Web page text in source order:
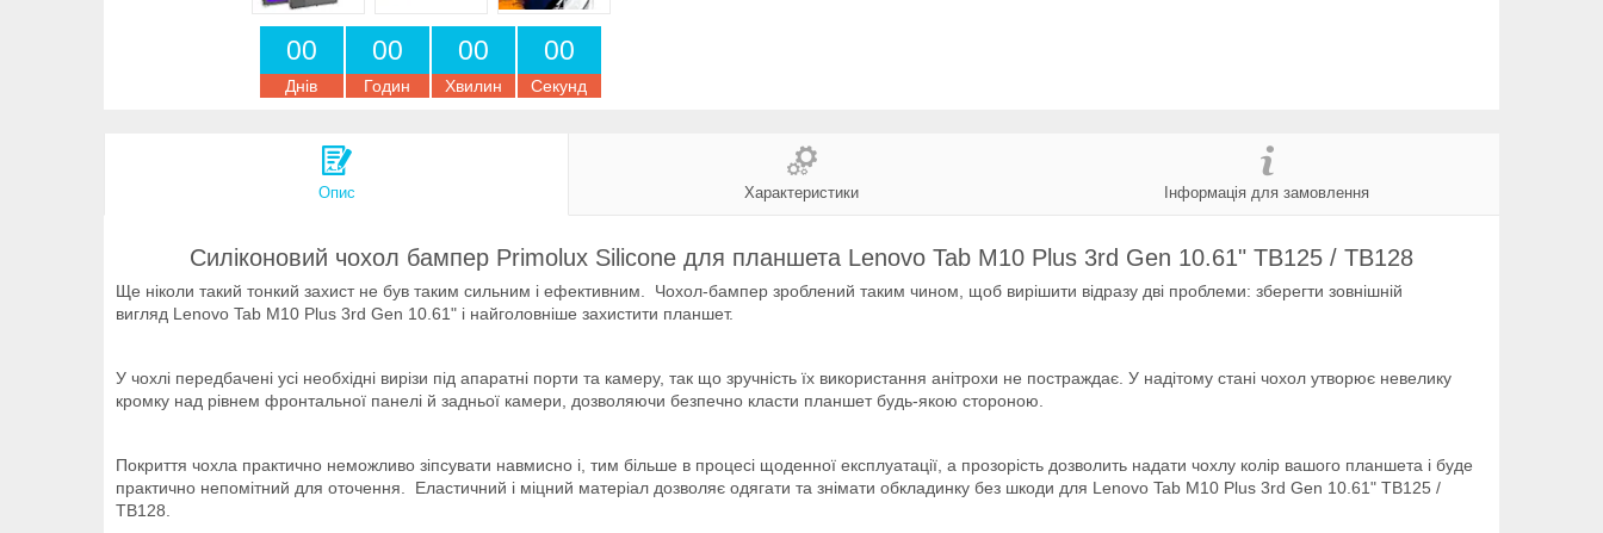
00
Днів
00
Годин
00
Хвилин
00
Секунд
Опис Характеристики Інформація для замовлення
Силіконовий чохол бампер Primolux Silicone для планшета Lenovo Tab M10 Plus 3rd Gen 10.61" TB125 / TB128
Ще ніколи такий тонкий захист не був таким сильним і ефективним. Чохол-бампер зроблений таким чином, щоб вирішити відразу дві проблеми: зберегти зовнішній
вигляд Lenovo Tab M10 Plus 3rd Gen 10.61" і найголовніше захистити планшет.
У чохлі передбачені усі необхідні вирізи під апаратні порти та камеру, так що зручність їх використання анітрохи не постраждає. У надітому стані чохол утворює невелику
кромку над рівнем фронтальної панелі й задньої камери, дозволяючи безпечно класти планшет будь-якою стороною.
Покриття чохла практично неможливо зіпсувати навмисно і, тим більше в процесі щоденної експлуатації, а прозорість дозволить надати чохлу колір вашого планшета і буде
практично непомітний для оточення. Еластичний і міцний матеріал дозволяє одягати та знімати обкладинку без шкоди для Lenovo Tab M10 Plus 3rd Gen 10.61" TB125 /
TB128.